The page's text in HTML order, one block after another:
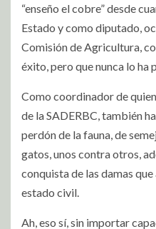
“enseño el cobre” desde
Estado y como diputado,
Comisión de Agricultura,
éxito, pero que nunca lo
Como coordinador de
de la SADERBC, también
perdón de la fauna, de
gatos, unos contra otros,
conquista de las damas
estado civil.
Ah, eso sí, sin importar